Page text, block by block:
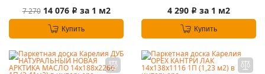
7 270 14 076 i за 1 м2
Купить
4 290 i за 1 м2
Купить